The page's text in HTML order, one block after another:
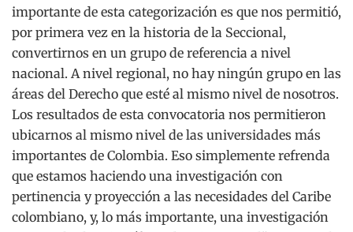
importante de esta categorización es que nos permitió,
por primera vez en la historia de la Seccional,
convertirnos en un grupo de referencia a nivel
nacional. A nivel regional, no hay ningún grupo en las
áreas del Derecho que esté al mismo nivel de nosotros.
Los resultados de esta convocatoria nos permitieron
ubicarnos al mismo nivel de las universidades más
importantes de Colombia. Eso simplemente refrenda
que estamos haciendo una investigación con
pertinencia y proyección a las necesidades del Caribe
colombiano, y, lo más importante, una investigación